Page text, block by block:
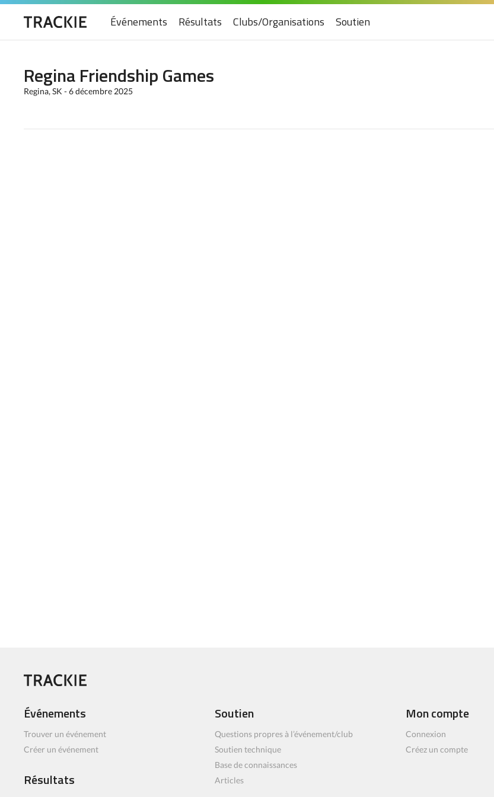
Événements Résultats Clubs/Organisations Soutien
Regina Friendship Games
Regina, SK - 6 décembre 2025
Événements
Trouver un événement
Créer un événement
Résultats
Soutien
Questions propres à l’événement/club
Soutien technique
Base de connaissances
Articles
Mon compte
Connexion
Créez un compte